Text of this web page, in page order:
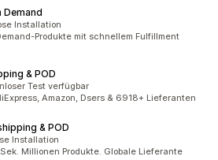
Demand
Installation
Produkte mit schnellem Fulfillment
& POD
Test verfügbar
Amazon, Dsers & 6918+ Lieferanten
& POD
Installation
Millionen Produkte. Globale Lieferante